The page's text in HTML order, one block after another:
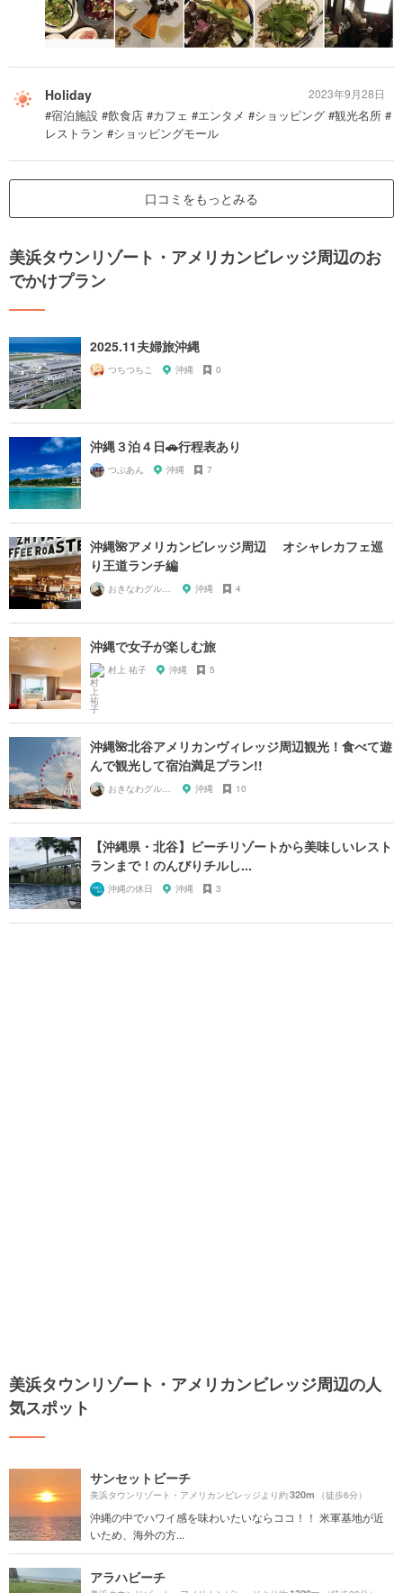
Holiday
#宿泊施設 #飲食店 #カフェ #エンタメ #ショッピング #観光名所 #
レストラン #ショッピングモール
2023年9月28日
口コミをもっとみる
美浜タウンリゾート・アメリカンビレッジ周辺のお
でかけプラン
2025.11夫婦旅沖縄
つちつちこ 沖縄 0
沖縄３泊４日🚗行程表あり
つぶあん 沖縄 7
沖縄🌺アメリカンビレッジ周辺 オシャレカフェ巡
り王道ランチ編
沖縄 4
沖縄で女子が楽しむ旅
村上 祐子 沖縄 5
沖縄🌺北谷アメリカンヴィレッジ周辺観光！食べて遊
んで観光して宿泊満足プラン!!
沖縄 10
【沖縄県・北谷】ビーチリゾートから美味しいレスト
ランまで！のんびりチルし...
沖縄の休日 沖縄 3
美浜タウンリゾート・アメリカンビレッジ周辺の人
気スポット
サンセットビーチ
美浜タウンリゾート・アメリカンビレッジより約320m （徒歩6分）
沖縄の中でハワイ感を味わいたいならココ！！ 米軍基地が近
いため、海外の方...
アラハビーチ